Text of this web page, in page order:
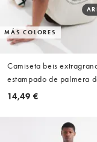
MÁS COLORES
Camiseta beis
estampado de palmera
Jones
14,49 €